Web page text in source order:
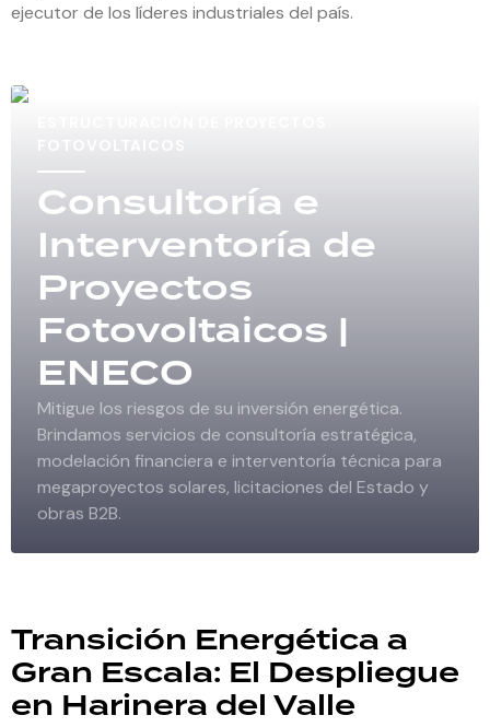
ejecutor de los líderes industriales del país.
Consultoría e
Interventoría de
Proyectos
Fotovoltaicos |
ENECO
Mitigue los riesgos de su inversión energética.
Brindamos servicios de consultoría estratégica,
modelación financiera e interventoría técnica para
megaproyectos solares, licitaciones del Estado y
obras B2B.
Transición Energética a
Gran Escala: El Despliegue
en Harinera del Valle